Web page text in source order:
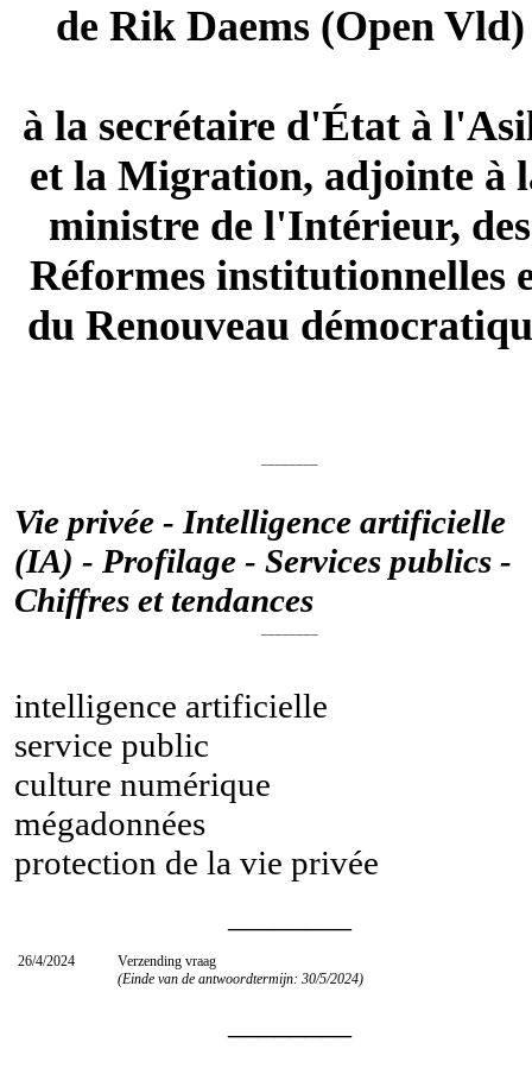
de Rik Daems(Open Vld)
à la secrétaire d'État à
et la Migration, adjointe à
ministre de l'Intérieur, des
Réformes institutionnelles
du Renouveau
Vie privée - Intelligence artificielle
(IA) - Profilage - Services publics -
Chiffres et tendances
intelligence artificielle
service public
culture numérique
mégadonnées
protection de la vie privée
26/4/2024
Verzending vraag
(Einde van de antwoordtermijn: 30/5/2024)